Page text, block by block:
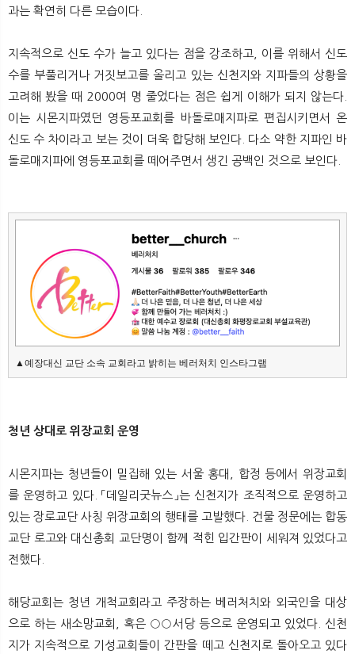
과는 확연히 다른 모습이다.
지속적으로 신도 수가 늘고 있다는 점을 강조하고, 이를 위해서 신도
수를 부풀리거나 거짓보고를 올리고 있는 신천지와 지파들의 상황을
고려해 봤을 때 2000여 명 줄었다는 점은 쉽게 이해가 되지 않는다.
이는 시몬지파였던 영등포교회를 바돌로매지파로 편집시키면서 온
신도 수 차이라고 보는 것이 더욱 합당해 보인다. 다소 약한 지파인 바
돌로매지파에 영등포교회를 떼어주면서 생긴 공백인 것으로 보인다.
▲예장대신 교단 소속 교회라고 밝히는 베러처치 인스타그램
청년 상대로 위장교회 운영
시몬지파는 청년들이 밀집해 있는 서울 홍대, 합정 등에서 위장교회
를 운영하고 있다. 「데일리굿뉴스」는 신천지가 조직적으로 운영하고
있는 장로교단 사칭 위장교회의 행태를 고발했다. 건물 정문에는 합동
교단 로고와 대신총회 교단명이 함께 적힌 입간판이 세워져 있었다고
전했다.
해당교회는 청년 개척교회라고 주장하는 베러처치와 외국인을 대상
으로 하는 새소망교회, 혹은 ○○서당 등으로 운영되고 있었다. 신천
지가 지속적으로 기성교회들이 간판을 떼고 신천지로 돌아오고 있다